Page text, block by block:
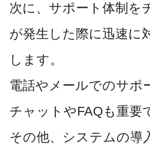
次に、サポート体制を
が発生した際に迅速に
します。
電話やメールでのサポ
チャットやFAQも重要
その他、システムの導